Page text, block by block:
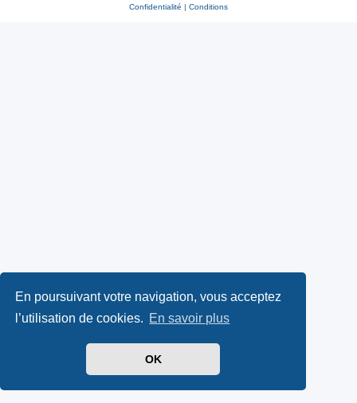
En poursuivant votre navigation, vous acceptez
l’utilisation de cookies. En savoir plus
OK
Confidentialité | Conditions